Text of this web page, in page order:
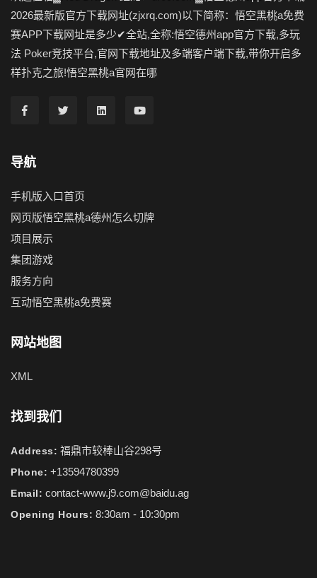
2026最新版官方下载网址(zjxrq.com)以下简称：悟空黑桃a免费
赛APP下载网址是多少✔全站,全称:悟空德州app官方下载,多玩
法 Poker竞技平台,官网下载地址及多端客户端下载,带你开启多
样扑克之旅!悟空黑桃a官网在哪
导航
手机版入口首页
网页版悟空黑桃a德州怎么切牌
项目展示
集团游戏
服务方向
互动悟空黑桃a免费赛
网站地图
XML
找到我们
Address: 福鼎市较棒山谷298号
Phone: +13594780399
Email: contact-www.j9.com@baidu.ag
Opening Hours: 8:30am - 10:30pm